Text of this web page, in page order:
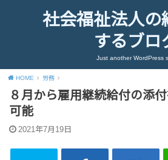
社会福祉法人の
するブロ
Just another WordPress
HOME 労務
８月から雇用継続給付の添
可能
2021年7月19日